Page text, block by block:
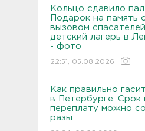
Кольцо сдавило
Подарок на память
вызовом
детский лагерь в
- фото
22:51, 05.08.2026
Как правильно
в Петербурге. Срок
переплату можно
разы